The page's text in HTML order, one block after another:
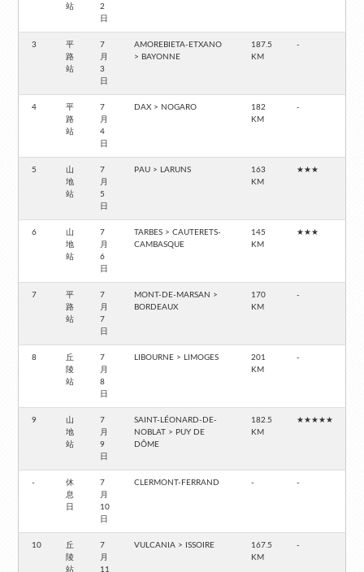
站
2
日
3
平
路
站
7
月
3
日
AMOREBIETA-ETXANO
> BAYONNE
187.5
KM
-
4
平
路
站
7
月
4
日
DAX > NOGARO
182
KM
-
5
山
地
站
7
月
5
日
PAU > LARUNS
163
KM
★★★
6
山
地
站
7
月
6
日
TARBES > CAUTERETS-
CAMBASQUE
145
KM
★★★
7
平
路
站
7
月
7
日
MONT-DE-MARSAN >
BORDEAUX
170
KM
-
8
丘
陵
站
7
月
8
日
LIBOURNE > LIMOGES
201
KM
-
9
山
地
站
7
月
9
日
SAINT-LÉONARD-DE-
NOBLAT > PUY DE
DÔME
182.5
KM
★★★★★
-
休
息
日
7
月
10
日
CLERMONT-FERRAND - -
10
丘
陵
站
7
月
11
VULCANIA > ISSOIRE
167.5
KM
-